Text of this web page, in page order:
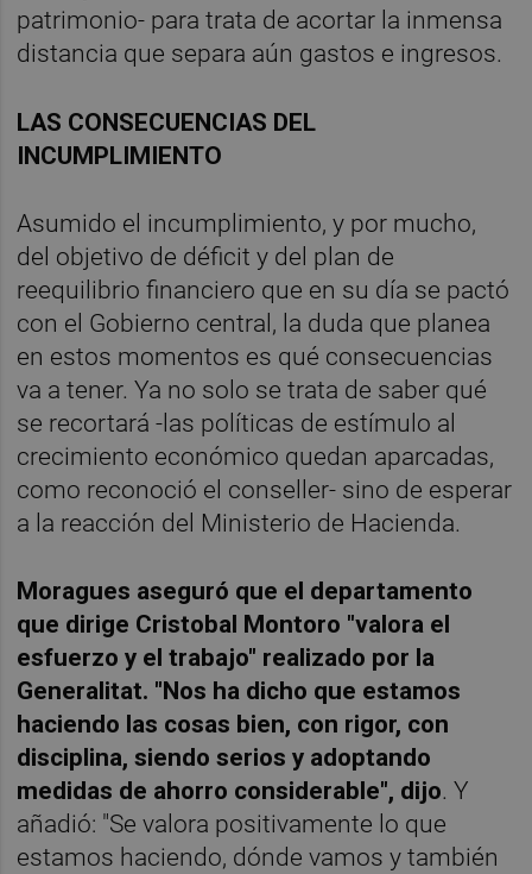
patrimonio- para trata de acortar la inmensa
distancia que separa aún gastos e ingresos.
LAS CONSECUENCIAS DEL
INCUMPLIMIENTO
Asumido el incumplimiento, y por mucho,
del objetivo de déficit y del plan de
reequilibrio financiero que en su día se pactó
con el Gobierno central, la duda que planea
en estos momentos es qué consecuencias
va a tener. Ya no solo se trata de saber qué
se recortará -las políticas de estímulo al
crecimiento económico quedan aparcadas,
como reconoció el conseller- sino de esperar
a la reacción del Ministerio de Hacienda.
Moragues aseguró que el departamento
que dirige Cristobal Montoro "valora el
esfuerzo y el trabajo" realizado por la
Generalitat. "Nos ha dicho que estamos
haciendo las cosas bien, con rigor, con
disciplina, siendo serios y adoptando
medidas de ahorro considerable", dijo. Y
añadió: "Se valora positivamente lo que
estamos haciendo, dónde vamos y también